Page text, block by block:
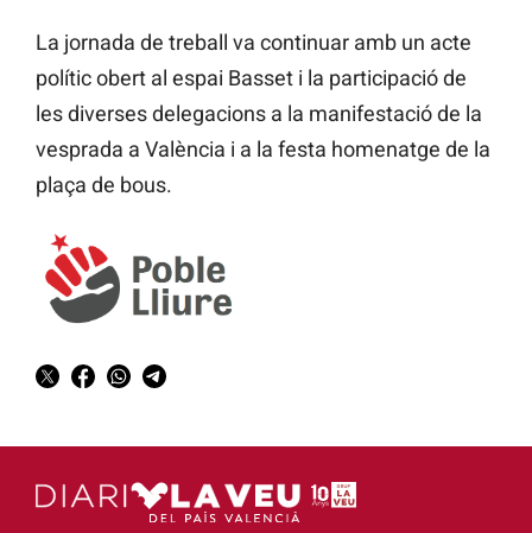
La jornada de treball va continuar amb un acte
polític obert al espai Basset i la participació de
les diverses delegacions a la manifestació de la
vesprada a València i a la festa homenatge de la
plaça de bous.